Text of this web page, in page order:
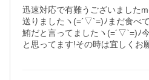
迅速対応で有難うございました
送りましたヽ(=´▽`=)ﾉまだ食べ
鮪だと言ってましたヽ(=´▽`=)ﾉ
と思ってます!その時は宜しくお